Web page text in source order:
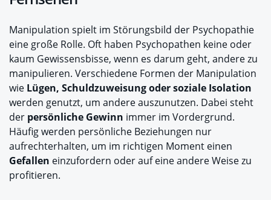
Manipulation spielt im Störungsbild der Psychopathie
eine große Rolle. Oft haben Psychopathen keine oder
kaum Gewissensbisse, wenn es darum geht, andere zu
manipulieren. Verschiedene Formen der Manipulation
wie Lügen, Schuldzuweisung oder soziale Isolation
werden genutzt, um andere auszunutzen. Dabei steht
der persönliche Gewinn immer im Vordergrund.
Häufig werden persönliche Beziehungen nur
aufrechterhalten, um im richtigen Moment einen
Gefallen einzufordern oder auf eine andere Weise zu
profitieren.